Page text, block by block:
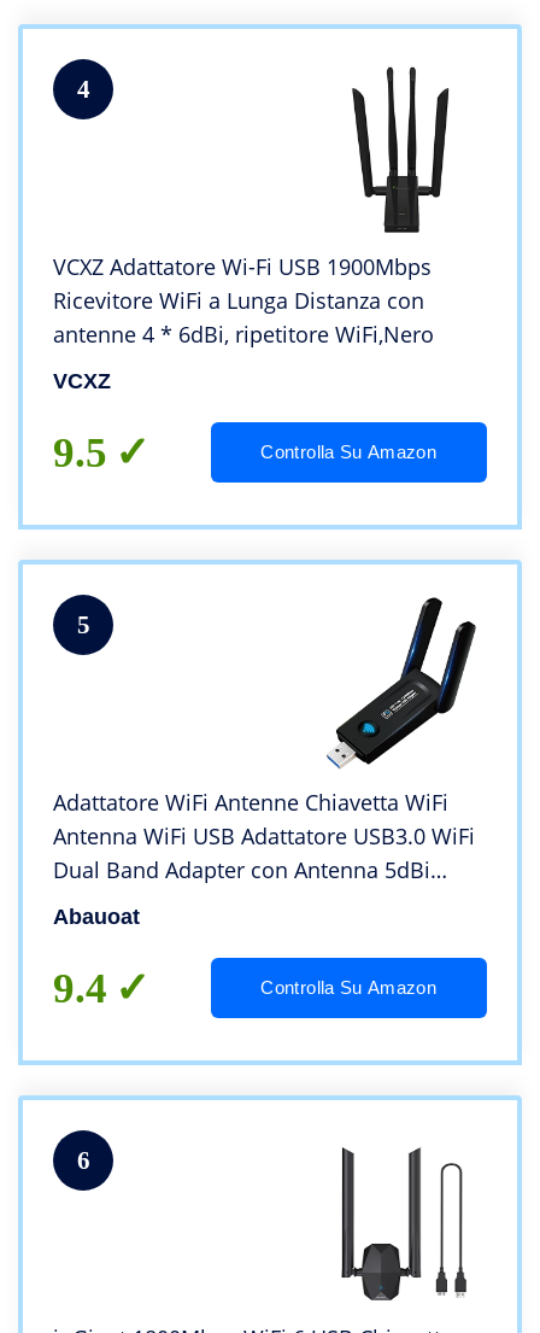
4
VCXZ Adattatore Wi-Fi USB 1900Mbps
Ricevitore WiFi a Lunga Distanza con
antenne 4 * 6dBi, ripetitore WiFi,Nero
VCXZ
9.5 Controlla Su Amazon
5
Adattatore WiFi Antenne Chiavetta WiFi
Antenna WiFi USB Adattatore USB3.0 WiFi
Dual Band Adapter con Antenna 5dBi
1200Mpbs/2.4GHZ 866Mbps/5.8GHZ
Linx MacOSX
Abauoat
9.4 Controlla Su Amazon
6